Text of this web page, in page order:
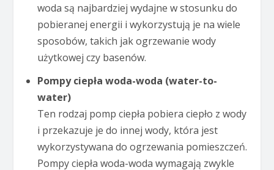
woda są najbardziej wydajne w stosunku do
pobieranej energii i wykorzystują je na wiele
sposobów, takich jak ogrzewanie wody
użytkowej czy basenów.
Pompy ciepła woda-woda (water-to-
water)
Ten rodzaj pomp ciepła pobiera ciepło z wody
i przekazuje je do innej wody, która jest
wykorzystywana do ogrzewania pomieszczeń.
Pompy ciepła woda-woda wymagają zwykle